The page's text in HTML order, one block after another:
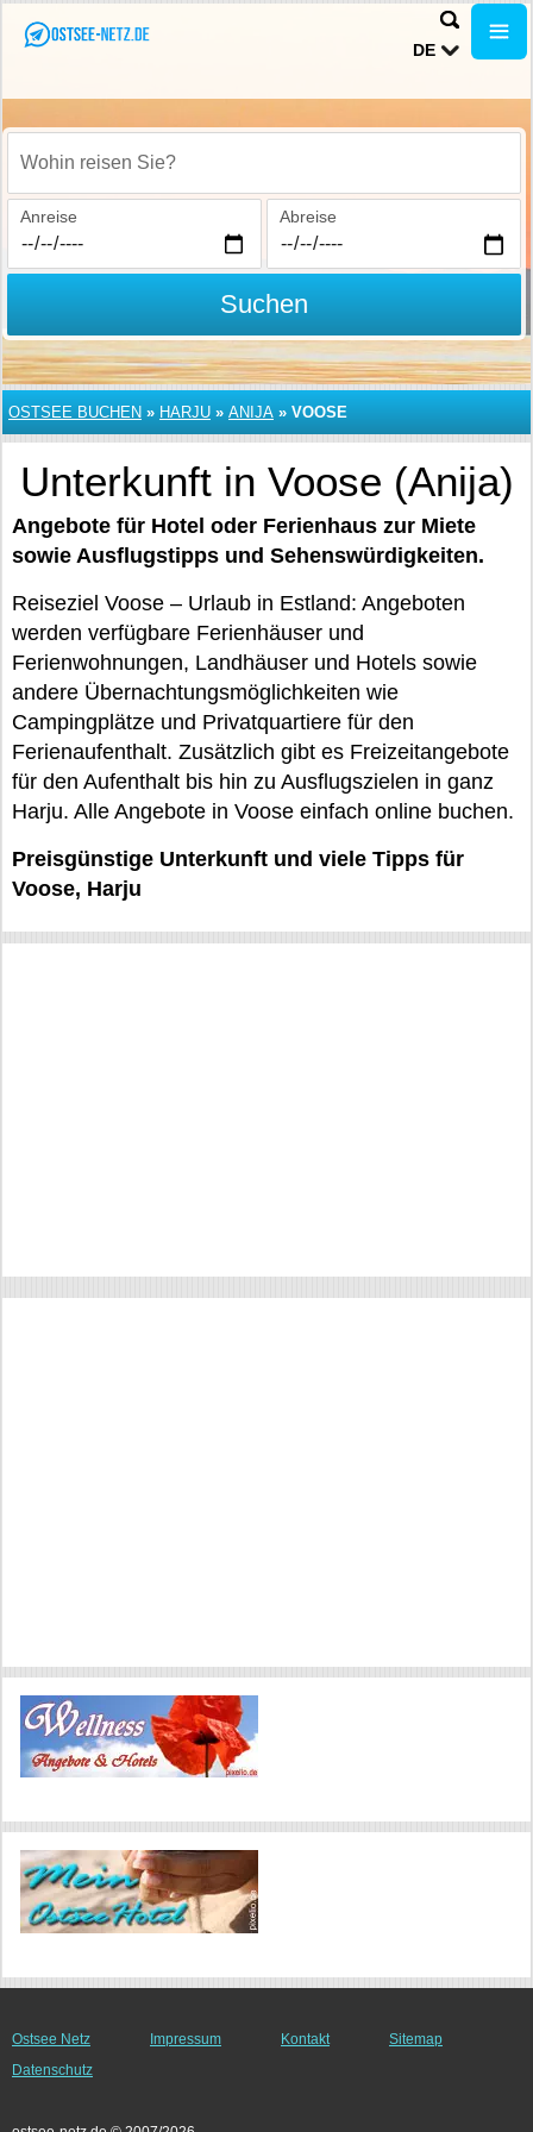
DE
Wohin reisen Sie?
Anreise Abreise
Suchen
OSTSEE BUCHEN » HARJU » ANIJA » VOOSE
Unterkunft in Voose (Anija)
Angebote für Hotel oder Ferienhaus zur Miete
sowie Ausflugstipps und Sehenswürdigkeiten.
Reiseziel Voose – Urlaub in Estland: Angeboten
werden verfügbare Ferienhäuser und
Ferienwohnungen, Landhäuser und Hotels sowie
andere Übernachtungsmöglichkeiten wie
Campingplätze und Privatquartiere für den
Ferienaufenthalt. Zusätzlich gibt es Freizeitangebote
für den Aufenthalt bis hin zu Ausflugszielen in ganz
Harju. Alle Angebote in Voose einfach online buchen.
Preisgünstige Unterkunft und viele Tipps für
Voose, Harju
Ostsee Netz Impressum Kontakt
Sitemap
Datenschutz